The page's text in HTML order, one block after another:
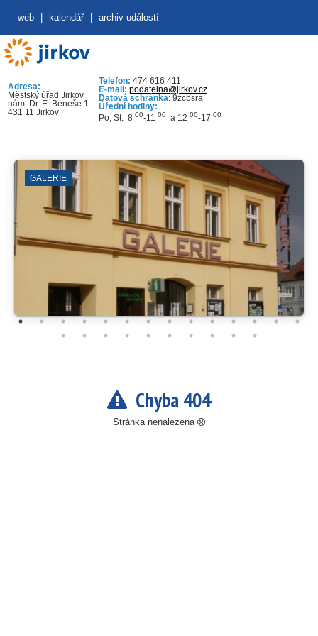
web kalendář archiv událostí
Adresa:
Městský úřad Jirkov
nám. Dr. E. Beneše 1
431 11 Jirkov
Telefon: 474 616 411
E-mail: podatelna@jirkov.cz
Datová schránka: 9zcbsra
Úřední hodiny:
Po, St: 8 00-11 00 a 12 00-17 00
GALERIE
Chyba 404
Stránka nenalezena